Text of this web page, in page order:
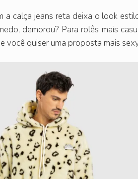
a calça jeans reta deixa o look
demorou? Para rolês mais
você quiser uma proposta mais